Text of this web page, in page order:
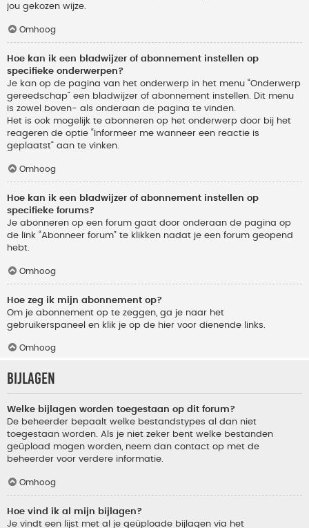
jou gekozen wijze.
Omhoog
Hoe kan ik een bladwijzer of abonnement instellen op
specifieke onderwerpen?
Je kan op de pagina van het onderwerp in het menu “Onderwerp
gereedschap” een bladwijzer of abonnement instellen. Dit menu
is zowel boven- als onderaan de pagina te vinden.
Het is ook mogelijk te abonneren op het onderwerp door bij het
reageren de optie “Informeer me wanneer een reactie is
geplaatst” aan te vinken.
Omhoog
Hoe kan ik een bladwijzer of abonnement instellen op
specifieke forums?
Je abonneren op een forum gaat door onderaan de pagina op
de link “Abonneer forum” te klikken nadat je een forum geopend
hebt.
Omhoog
Hoe zeg ik mijn abonnement op?
Om je abonnement op te zeggen, ga je naar het
gebruikerspaneel en klik je op de hier voor dienende links.
Omhoog
Bijlagen
Welke bijlagen worden toegestaan op dit forum?
De beheerder bepaalt welke bestandstypes al dan niet
toegestaan worden. Als je niet zeker bent welke bestanden
geüpload mogen worden, neem dan contact op met de
beheerder voor verdere informatie.
Omhoog
Hoe vind ik al mijn bijlagen?
Je vindt een lijst met al je geüploade bijlagen via het